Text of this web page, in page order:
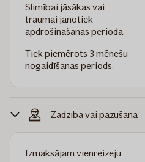
Slimībai jāsākas vai
traumai jānotiek
apdrošināšanas periodā.
Tiek piemērots 3 mēnešu
nogaidīšanas periods.
Zādzība vai pazušana
Izmaksājam vienreizēju